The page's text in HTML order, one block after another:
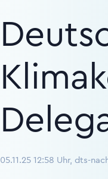
05.11.25 12:58 Uhr, dts-